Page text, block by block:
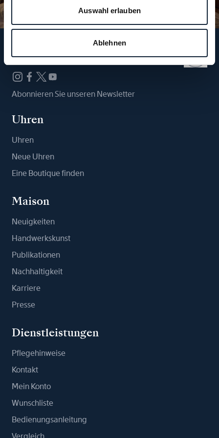
Auswahl erlauben
Ablehnen
Folgen Sie uns
Abonnieren Sie unseren Newsletter
Uhren
Uhren
Neue Uhren
Eine Boutique finden
Maison
Neuigkeiten
Handwerkskunst
Publikationen
Nachhaltigkeit
Karriere
Presse
Dienstleistungen
Pflegehinweise
Kontakt
Mein Konto
Wunschliste
Bedienungsanleitung